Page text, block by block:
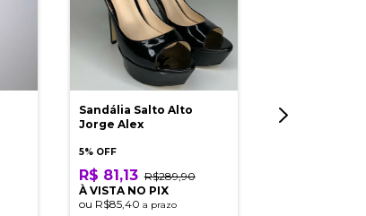
Sandália Salto Alto
Jorge Alex
5% OFF
R$ 81,13 R$289,90
À VISTA NO PIX
ou R$85,40 a prazo
Blusa A.Brand